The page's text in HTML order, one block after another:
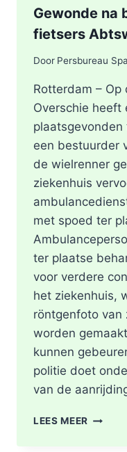
Gewonde na
fietsers
Door Persbureau
Rotterdam –
Overschie heeft
plaatsgevonden
een bestuurder
de wielrenner
ziekenhuis
met spoed ter
ter plaatse
voor verdere
het ziekenhuis,
röntgenfoto van
worden
kunnen
politie doet
van de
LEES MEER